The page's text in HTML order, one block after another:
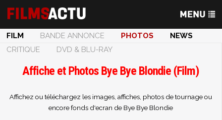
FILM BANDE ANNONCE PHOTOS
NEWS
CRITIQUE
DVD & BLU-RAY
Affiche et Photos Bye Bye Blondie (Film)
Affichez ou téléchargez les images, affiches, photos de tournage ou
encore fonds d'ecran de Bye Bye Blondie